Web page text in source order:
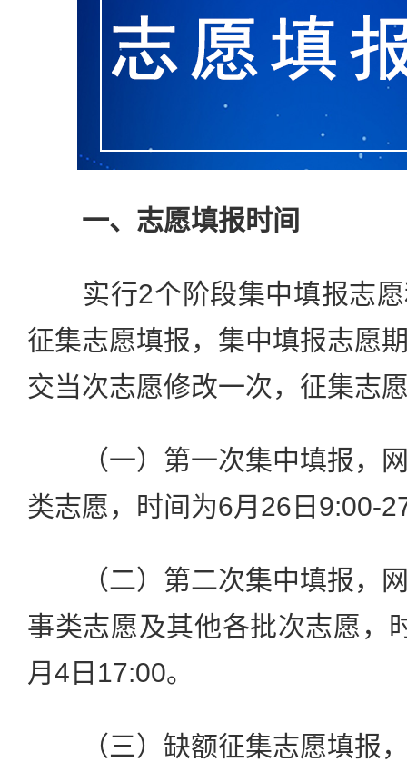
一、志愿填报时间
实行2个阶段集中填报志愿
征集志愿填报，集中填报志愿
交当次志愿修改一次，征集志
（一）第一次集中填报，网
类志愿，时间为6月26日9:00-
（二）第二次集中填报，网
事类志愿及其他各批次志愿，
月4日17:00。
（三）缺额征集志愿填报，